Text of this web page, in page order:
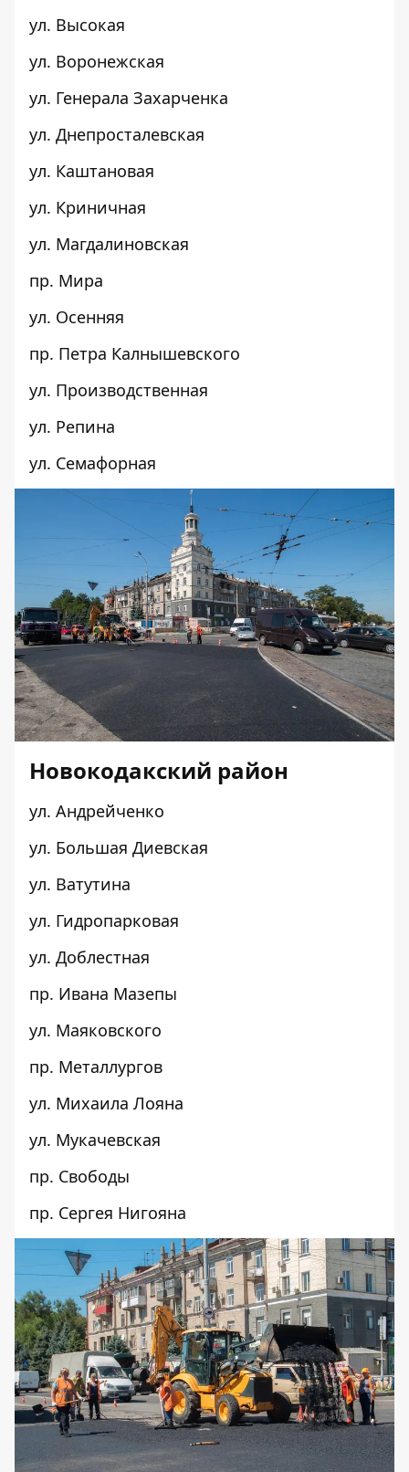
ул. Высокая
ул. Воронежская
ул. Генерала Захарченка
ул. Днепросталевская
ул. Каштановая
ул. Криничная
ул. Магдалиновская
пр. Мира
ул. Осенняя
пр. Петра Калнышевского
ул. Производственная
ул. Репина
ул. Семафорная
Новокодакский район
ул. Андрейченко
ул. Большая Диевская
ул. Ватутина
ул. Гидропарковая
ул. Доблестная
пр. Ивана Мазепы
ул. Маяковского
пр. Металлургов
ул. Михаила Лояна
ул. Мукачевская
пр. Свободы
пр. Сергея Нигояна